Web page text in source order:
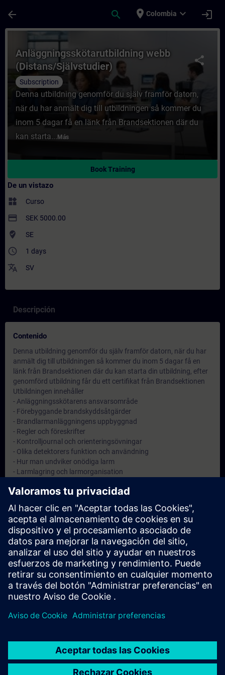
arrow_back search place Colombia expand_more login
Curso - Anläggningsskötarutbildning
share
Anläggningsskötarutbildning webb
(Distans/Självstudier)
Subscription
Denna utbildning genomför du själv framför datorn,
när du har anmält dig till utbildningen så kommer du
inom 5 dagar få en länk från Brandsektionen där du
kan starta... Más
Book Training
De un vistazo
widgets Curso
payment SEK 5000.00
where_to_vote SE
access_time 1 days
translate SV
Descripción
Contenido
Denna utbildning genomför du själv framför datorn, när du har
anmält dig till utbildningen så kommer du inom 5 dagar få en
länk från Brandsektionen där du kan starta din utbildning, efter
genomförd utbildning får du ett certifikat från Brandsektionen
Utbildningen innehåller
- Anläggningsskötarens ansvarsområde
- Förebyggande brandskyddsåtgärder
- Brandlarmanläggningens uppbyggnad
- Regler och föreskrifter
- Kontrolljournal och orienteringsövningar
- Olika detektorers funktion och användning
- Hur man undviker onödiga larm
- Larmlagring och larmorganisation
Att ge anläggningsskötaren kännedom om sitt ansvar samt god
kunskap inom brandskydd.
Nota
-
Dirigido a
Anläggningsskötare på automatiska brandlarmanläggningar.